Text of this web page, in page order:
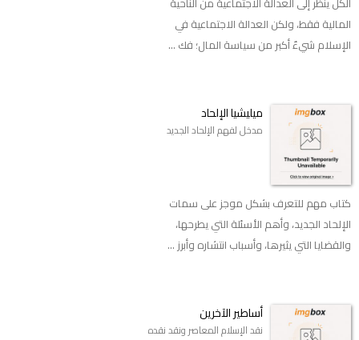
المالية فقط، ولكن العدالة الاجتماعية في
الإسلام شيءٌ أكبر من سياسة المال؛ فك ...
ميليشيا الإلحاد
مدخل لفهم الإلحاد الجديد
كتاب مهم للتعرف بشكل موجز على سمات
الإلحاد الجديد، وأهم الأسئلة التي يطرحها،
والقضايا التي يثيرها، وأسباب انتشاره وأبرز ...
أساطير الآخرين
نقد الإسلام المعاصر ونقد نقده